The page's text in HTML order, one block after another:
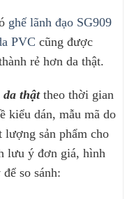
ghế lãnh đạo SG909
PVC cũng được
rẻ hơn da thật.
da thật theo thời gian
kiểu dán, mẫu mã do
lượng sản phẩm cho
lưu ý đơn giá, hình
so sánh: